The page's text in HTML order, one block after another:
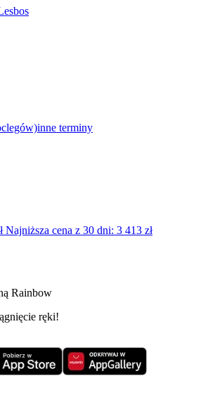
inne terminy
Najniższa cena z 30 dni: 3 413 zł
Rainbow
ręki!